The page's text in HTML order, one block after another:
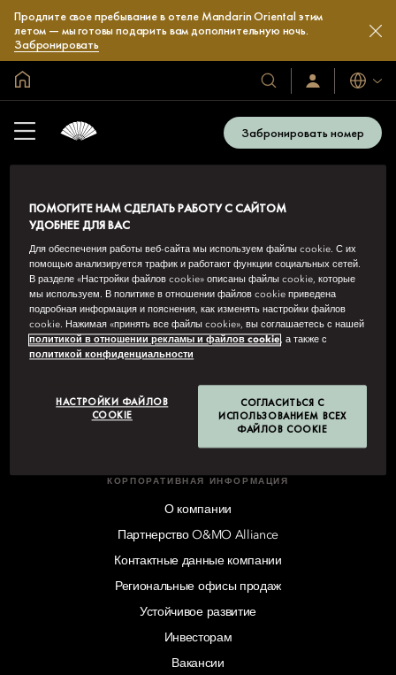
Продлите свое пребывание в отеле Mandarin Oriental этим
летом — мы готовы подарить вам дополнительную ночь.
Забронировать
Наши
отели
курорты
Войти/
Языки
Забронировать номер
MANDARIN ORIENTAL HOTEL GROUP
8th Floor, One Island East, Taikoo Place 18 Westlands Road,
Quarry Bay, Гонконг
бронирования
КОРПОРАТИВНАЯ ИНФОРМАЦИЯ
О компании
Партнерство O&MO Alliance
Контактные данные компании
Региональные офисы продаж
Устойчивое развитие
Инвесторам
Вакансии
ПОМОГИТЕ НАМ СДЕЛАТЬ РАБОТУ С САЙТОМ
УДОБНЕЕ ДЛЯ ВАС
Для обеспечения работы веб-сайта мы используем файлы cookie. С их
помощью анализируется трафик и работают функции социальных сетей.
В разделе «Настройки файлов cookie» описаны файлы cookie, которые
мы используем. В политике в отношении файлов cookie приведена
подробная информация и пояснения, как изменять настройки файлов
cookie. Нажимая «принять все файлы cookie», вы соглашаетесь с нашей
политикой в отношении рекламы и файлов cookie, а также с
политикой конфиденциальности
НАСТРОЙКИ ФАЙЛОВ
COOKIE
СОГЛАСИТЬСЯ С
ИСПОЛЬЗОВАНИЕМ ВСЕХ
ФАЙЛОВ COOKIE